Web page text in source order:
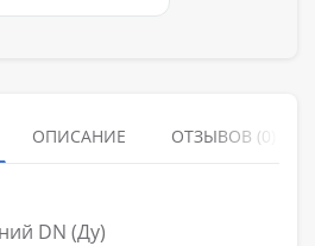
ОПИСАНИЕ ОТЗЫВОВ (0)
DN (Ду)